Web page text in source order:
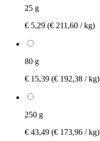
25 g
€ 5,29 (€ 211,60 / kg)
80 g
€ 15,39 (€ 192,38 / kg)
250 g
€ 43,49 (€ 173,96 / kg)